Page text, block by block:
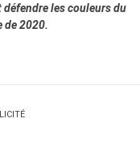
défendre les couleurs du
de 2020.